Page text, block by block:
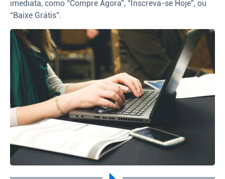
imediata, como “Compre Agora”, “Inscreva-se Hoje”, ou
“Baixe Grátis”.